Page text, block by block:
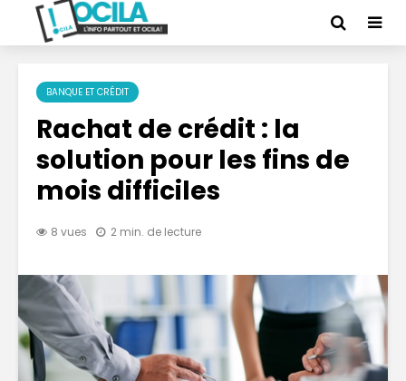
BANQUE ET CRÉDIT
Rachat de crédit : la
solution pour les fins de
mois difficiles
8 vues 2 min. de lecture